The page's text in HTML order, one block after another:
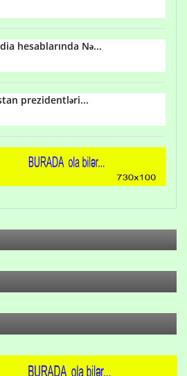
hesablarında Nə...
prezidentləri...
şəbəkələrdə söyüş niyə artıb?
- 1937-ci ildən fəaliyyətdə
udmayacaqsan... Sən bilirsən